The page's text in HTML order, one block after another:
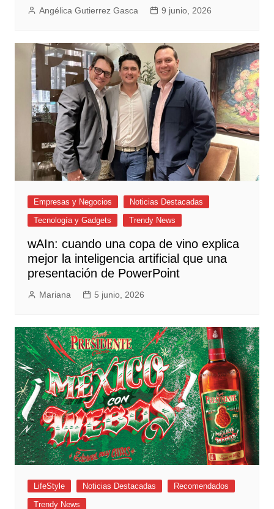
Angélica Gutierrez Gasca 9 junio, 2026
Empresas y Negocios
Noticias Destacadas
Tecnología y Gadgets
Trendy News
wAIn: cuando una copa de vino explica
mejor la inteligencia artificial que una
presentación de PowerPoint
Mariana 5 junio, 2026
LifeStyle Noticias Destacadas
Recomendados
Trendy News